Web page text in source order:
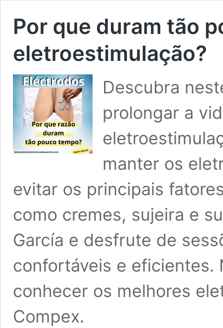
Por que duram tão
eletroestimulação?
Descubra
prolongar a
manter os
evitar os principais
como cremes, sujeira e
García e desfrute de
confortáveis e eficientes.
conhecer os melhores
Compex.